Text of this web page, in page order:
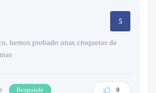
5
hemos probado unas croquetas de
Responde 0